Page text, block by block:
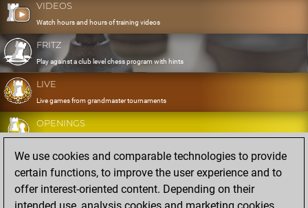
VIDEOS
Watch hours and hours of training videos
FRITZ
Play against a club level chess program with hints
LIVE
Live games from grandmaster tournaments
OPENINGS
Develop and exercise your openings
DATABASE
Eight million strong games
MYGAMES
We use cookies and comparable technologies to provide
certain functions, to improve the user experience and to
offer interest-oriented content. Depending on their